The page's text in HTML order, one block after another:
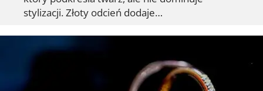
stylizacji. Złoty odcień dodaje…